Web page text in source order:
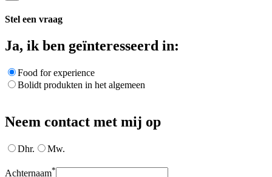
Stel een vraag
Ja, ik ben geïnteresseerd in:
Food for experience
Bolidt produkten in het algemeen
Neem contact met mij op
Dhr. Mw.
Achternaam*